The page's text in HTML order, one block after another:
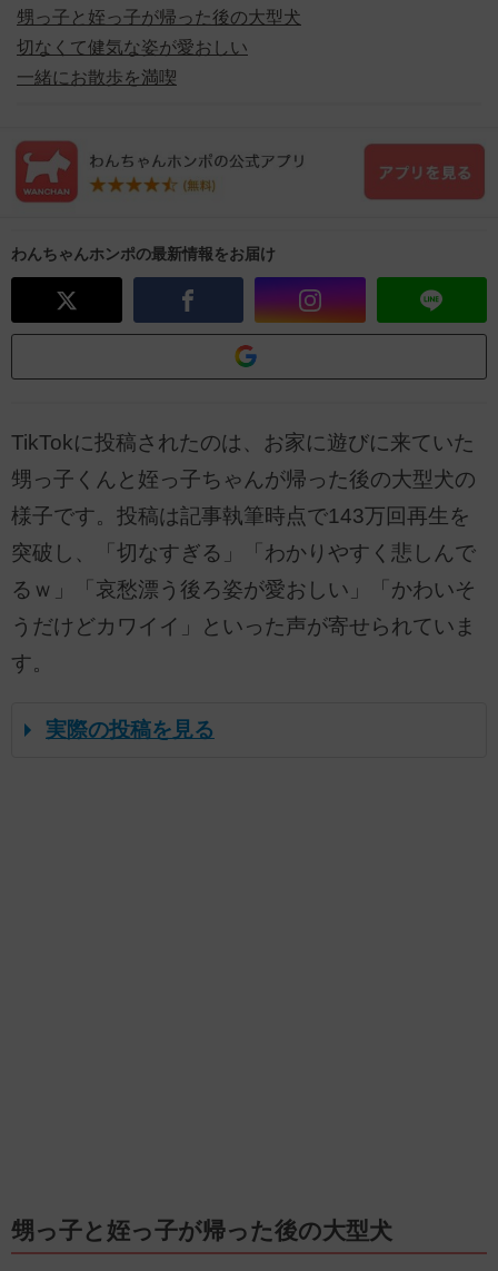
甥っ子と姪っ子が帰った後の大型犬
切なくて健気な姿が愛おしい
一緒にお散歩を満喫
わんちゃんホンポの最新情報をお届け
TikTokに投稿されたのは、お家に遊びに来ていた
甥っ子くんと姪っ子ちゃんが帰った後の大型犬の
様子です。投稿は記事執筆時点で143万回再生を
突破し、「切なすぎる」「わかりやすく悲しんで
るｗ」「哀愁漂う後ろ姿が愛おしい」「かわいそ
うだけどカワイイ」といった声が寄せられていま
す。
実際の投稿を見る
甥っ子と姪っ子が帰った後の大型犬